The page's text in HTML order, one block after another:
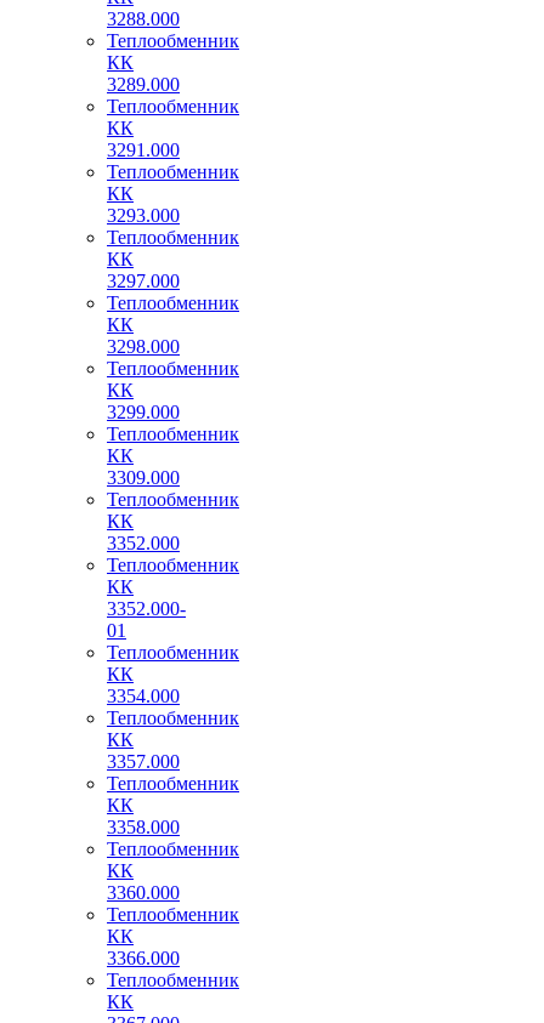
3288.000
Теплообменник
КК
3289.000
Теплообменник
КК
3291.000
Теплообменник
КК
3293.000
Теплообменник
КК
3297.000
Теплообменник
КК
3298.000
Теплообменник
КК
3299.000
Теплообменник
КК
3309.000
Теплообменник
КК
3352.000
Теплообменник
КК
3352.000-
01
Теплообменник
КК
3354.000
Теплообменник
КК
3357.000
Теплообменник
КК
3358.000
Теплообменник
КК
3360.000
Теплообменник
КК
3366.000
Теплообменник
КК